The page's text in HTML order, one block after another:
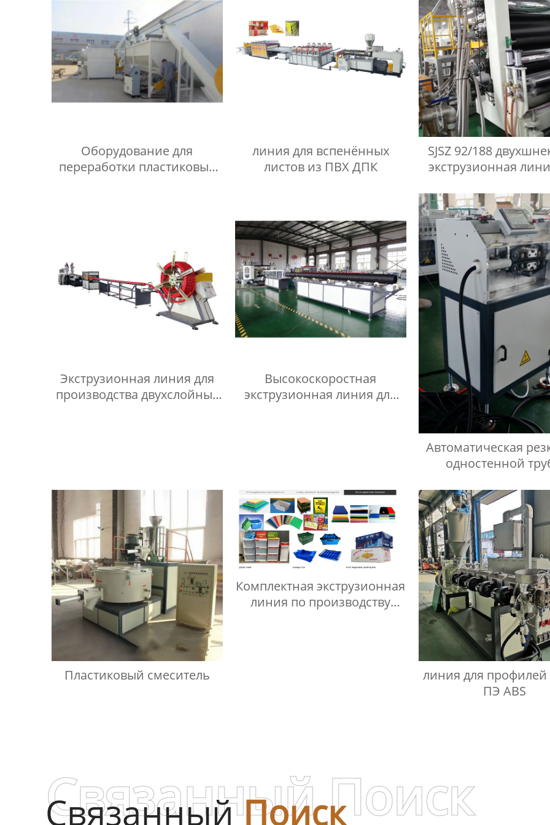
Оборудование для
переработки пластиковые
линия для вспенённых
листов из ПВХ ДПК
SJSZ 92/188
экструзионная
древесно-
композит
Экструзионная линия для
производства двухслойных
Высокоскоростная
экструзионная линия для
Автоматическая
одностенной
Пластиковый смеситель
Комплектная экструзионная
линия по производству
линия для
ПЭ ABS
СвязанныйПоиск
Связанный Поиск